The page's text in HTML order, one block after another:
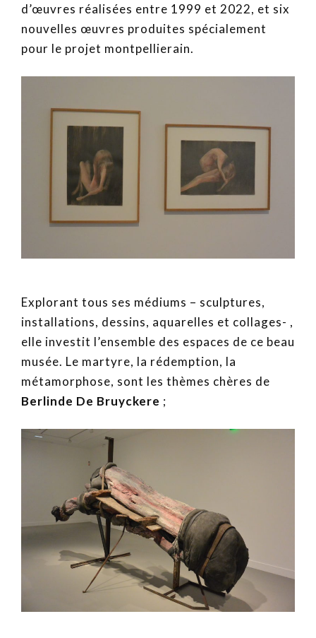
d’œuvres réalisées entre 1999 et 2022, et six
nouvelles œuvres produites spécialement
pour le projet montpellierain.
Explorant tous ses médiums – sculptures,
installations, dessins, aquarelles et collages- ,
elle investit l’ensemble des espaces de ce beau
musée. Le martyre, la rédemption, la
métamorphose, sont les thèmes chères de
Berlinde De Bruyckere ;